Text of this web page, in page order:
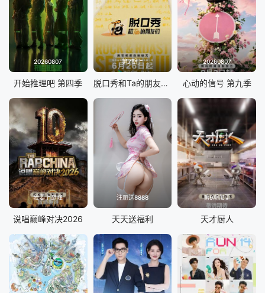
20260807
开始推理吧 第四季
第7期上
脱口秀和Ta的朋友们 第三季
20260807
心动的信号 第九季
我要上巅峰
说唱巅峰对决2026
注册送8888
天天送福利
第9期加更
天才厨人